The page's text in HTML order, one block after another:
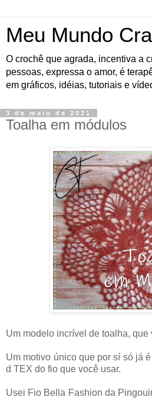
Meu Mundo
O crochê que agrada, incentiva a
pessoas, expressa o amor, é
em gráficos, idéias, tutoriais e
3 de maio de 2021
Toalha em módulos
Um modelo incrível de toalha, que
Um motivo único que por sí só já
d TEX do fio que você usar.
Usei Fio Bella Fashion da